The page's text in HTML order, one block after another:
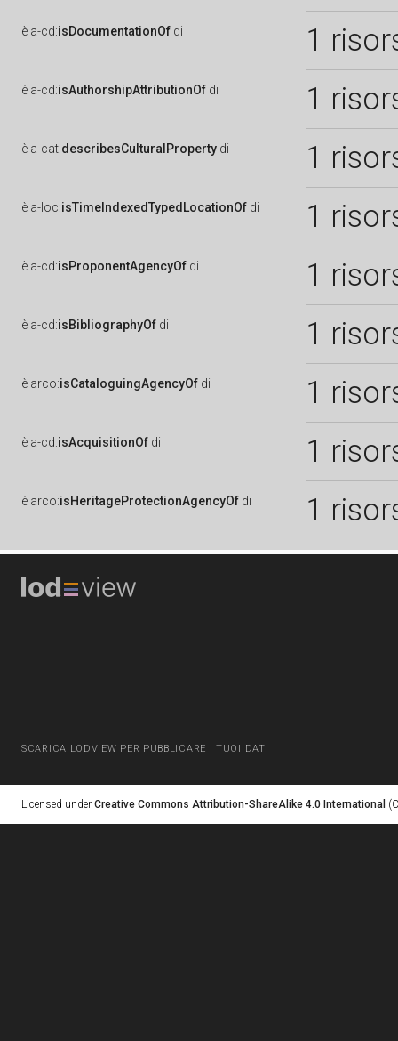
è a-cd:isDocumentationOf di 1
è a-cd:isAuthorshipAttributionOf di 1
è a-cat:describesCulturalProperty di 1
è a-loc:isTimeIndexedTypedLocationOf di 1
è a-cd:isProponentAgencyOf di 1
è a-cd:isBibliographyOf di 1
è arco:isCataloguingAgencyOf di 1
è a-cd:isAcquisitionOf di 1
è arco:isHeritageProtectionAgencyOf di 1
SCARICA LODVIEW PER PUBBLICARE I TUOI DATI
Licensed under Creative Commons Attribution-ShareAlike 4.0 International